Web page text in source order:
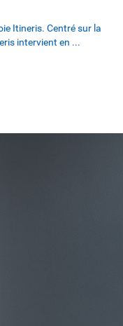
Itineris. Centré sur la
intervient en ...